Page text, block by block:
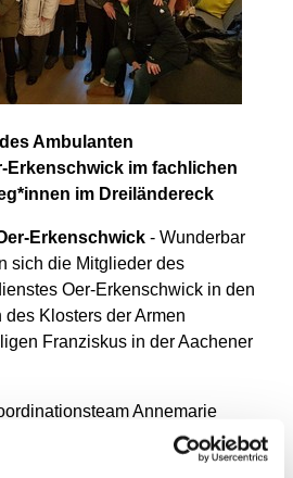
Ambulanten
Erkenschwick im fachlichen
im Dreiländereck
Erkenschwick - Wunderbar
sich die Mitglieder des
Oer-Erkenschwick in den
Klosters der Armen
Franziskus in der Aachener
Annemarie
Ulrich Radke und das
Anne Althoff-von Roëll und